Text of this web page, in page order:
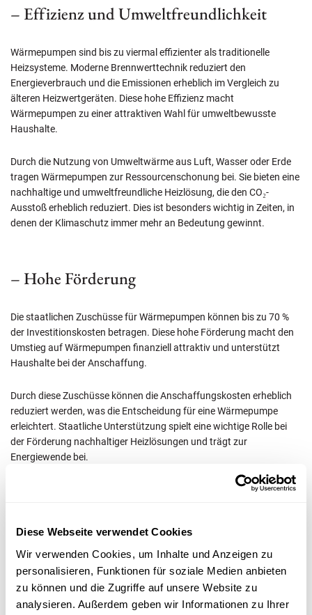
Diese Webseite verwendet Cookies
Wir verwenden Cookies, um Inhalte und Anzeigen zu
personalisieren, Funktionen für soziale Medien anbieten
zu können und die Zugriffe auf unsere Website zu
analysieren. Außerdem geben wir Informationen zu Ihrer
– Effizienz und Umweltfreundlichkeit
Wärmepumpen sind bis zu viermal effizienter als traditionelle
Heizsysteme. Moderne Brennwerttechnik reduziert den
Energieverbrauch und die Emissionen erheblich im Vergleich zu
älteren Heizwertgeräten. Diese hohe Effizienz macht
Wärmepumpen zu einer attraktiven Wahl für umweltbewusste
Haushalte.
Durch die Nutzung von Umweltwärme aus Luft, Wasser oder Erde
tragen Wärmepumpen zur Ressourcenschonung bei. Sie bieten eine
nachhaltige und umweltfreundliche Heizlösung, die den CO₂-
Ausstoß erheblich reduziert. Dies ist besonders wichtig in Zeiten, in
denen der Klimaschutz immer mehr an Bedeutung gewinnt.
– Hohe Förderung
Die staatlichen Zuschüsse für Wärmepumpen können bis zu 70 %
der Investitionskosten betragen. Diese hohe Förderung macht den
Umstieg auf Wärmepumpen finanziell attraktiv und unterstützt
Haushalte bei der Anschaffung.
Durch diese Zuschüsse können die Anschaffungskosten erheblich
reduziert werden, was die Entscheidung für eine Wärmepumpe
erleichtert. Staatliche Unterstützung spielt eine wichtige Rolle bei
der Förderung nachhaltiger Heizlösungen und trägt zur
Energiewende bei.
Die Kombination von Wärmepumpen mit Photovoltaikanlagen
bietet zusätzliche Vorteile. Durch die Nutzung von selbst erzeugtem
Strom können die Betriebskosten weiter gesenkt werden.
Photovoltaikanlagen können als Energiequelle für Wärmepumpen
dienen und somit die Effizienz des gesamten Systems steigern.